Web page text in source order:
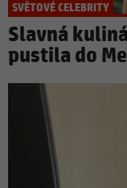
SVĚTOVÉ CELEBRITY
Slavná
pustila do